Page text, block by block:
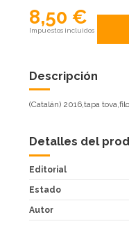
8,50 €
Impuestos incluidos
Descripción
(Catalán) 2016,tapa
Detalles del
Editorial
Estado
Autor